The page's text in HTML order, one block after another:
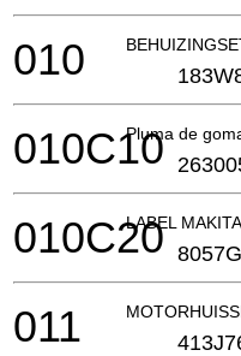
010
Pluma de
010C10
LABEL
010C20
011